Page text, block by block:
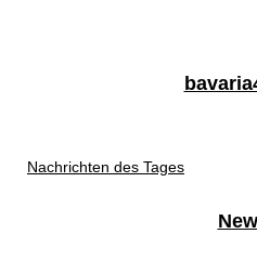
Nachrichten des Tages